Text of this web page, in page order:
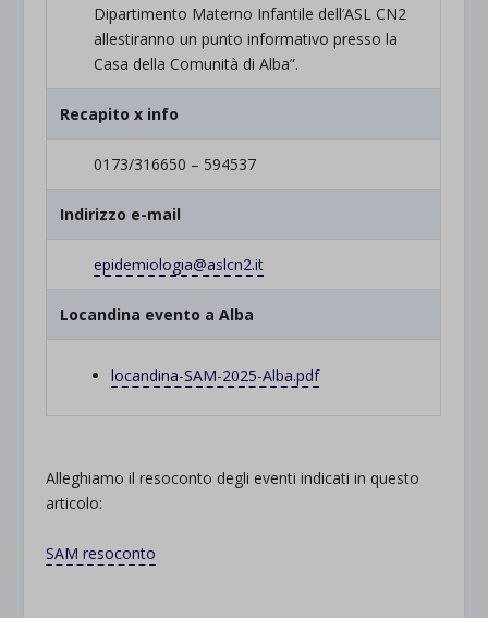
Dipartimento Materno Infantile dell’ASL CN2
allestiranno un punto informativo presso la
Casa della Comunità di Alba”.
Recapito x info
0173/316650 – 594537
Indirizzo e-mail
epidemiologia@aslcn2.it
Locandina evento a Alba
locandina-SAM-2025-Alba.pdf
Alleghiamo il resoconto degli eventi indicati in questo
articolo:
SAM resoconto